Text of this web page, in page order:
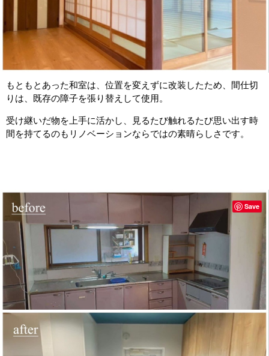
もともとあった和室は、位置を変えずに改装したため、間仕切
りは、既存の障子を張り替えして使用。
受け継いだ物を上手に活かし、見るたび触れるたび思い出す時
間を持てるのもリノベーションならではの素晴らしさです。
Save